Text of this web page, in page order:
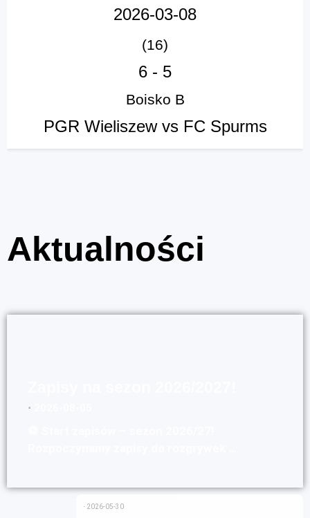
2026-03-08
(16)
6 - 5
Boisko B
PGR Wieliszew vs FC Spurms
Aktualności
⋅
⋅ 2026-05-30